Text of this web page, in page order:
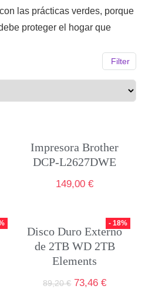
las prácticas verdes, porque
proteger el hogar que
Filter
Impresora Brother
DCP-L2627DWE
149,00€
- 18%
Disco Duro Externo
de 2TB WD 2TB
Elements
89,20€ 73,46€